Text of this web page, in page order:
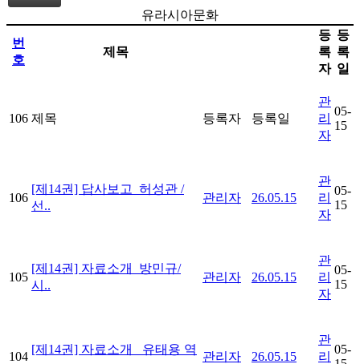
유라시아문화
번
호
제목
등
록
자
등
록
일
106 제목 등록자 등록일
관
리
자
05-
15
106
[제14권] 답사보고_허성관 /
선..
관리자 26.05.15
관
리
자
05-
15
105
[제14권] 자료소개_방민규/
시..
관리자 26.05.15
관
리
자
05-
15
104
[제14권] 자료소개_ 유태용 역
관리자 26.05.15
관
리
05-